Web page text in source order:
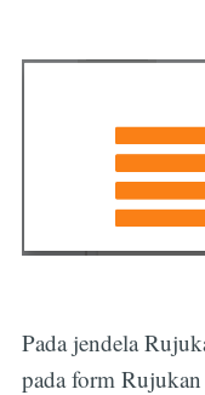
Pada jendela
pada form